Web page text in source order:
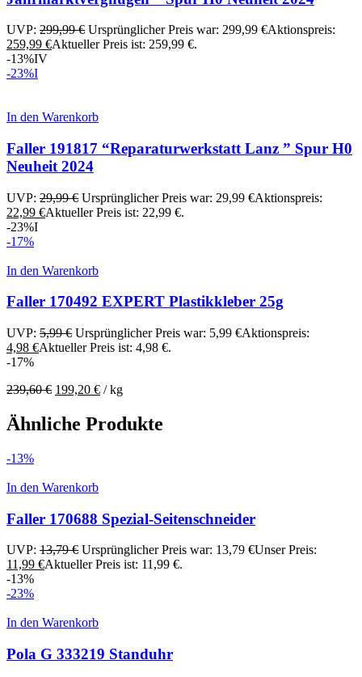
UVP: 299,99€ Ursprünglicher Preis war: 299,99 €Aktionspreis:
259,99 €Aktueller Preis ist: 259,99 €.
-13%IV
-23%I
In den Warenkorb
Faller 191817 “Reparaturwerkstatt Lanz ” Spur H0
Neuheit 2024
UVP: 29,99€ Ursprünglicher Preis war: 29,99 €Aktionspreis:
22,99 €Aktueller Preis ist: 22,99 €.
-23%I
-17%
In den Warenkorb
Faller 170492 EXPERT Plastikkleber 25g
UVP: 5,99€ Ursprünglicher Preis war: 5,99 €Aktionspreis:
4,98 €Aktueller Preis ist: 4,98 €.
-17%
239,60€ 199,20 € /kg
Ähnliche Produkte
-13%
In den Warenkorb
Faller 170688 Spezial-Seitenschneider
UVP: 13,79€ Ursprünglicher Preis war: 13,79 €Unser Preis:
11,99 €Aktueller Preis ist: 11,99 €.
-13%
-23%
In den Warenkorb
Pola G 333219 Standuhr